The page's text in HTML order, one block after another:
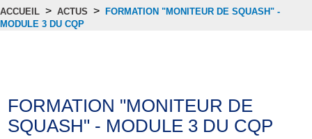
ACCUEIL > ACTUS > FORMATION "MONITEUR DE SQUASH" -
MODULE 3 DU CQP
FORMATION "MONITEUR DE
SQUASH" - MODULE 3 DU CQP